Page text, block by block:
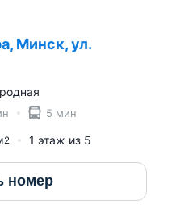
Минск, ул.
5 мин
2 1 этаж из 5
номер